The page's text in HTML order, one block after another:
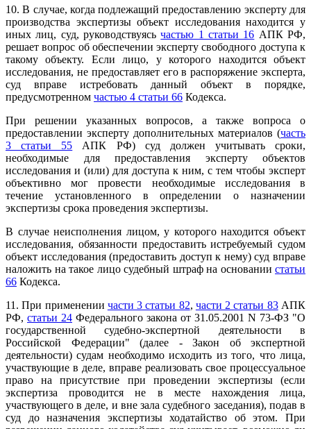
10. В случае, когда подлежащий предоставлению эксперту для
производства экспертизы объект исследования находится у
иных лиц, суд, руководствуясьчастью 1 статьи 16 АПК РФ,
решает вопрос об обеспечении эксперту свободного доступа к
такому объекту. Если лицо, у которого находится объект
исследования, не предоставляет его в распоряжение эксперта,
суд вправе истребовать данный объект в порядке,
предусмотренном частью 4 статьи 66 Кодекса.
При решении указанных вопросов, а также вопроса о
предоставлении эксперту дополнительных материалов (часть
3 статьи 55 АПК РФ) суд должен учитывать сроки,
необходимые для предоставления эксперту объектов
исследования и (или) для доступа к ним, с тем чтобы эксперт
объективно мог провести необходимые исследования в
течение установленного в определении о назначении
экспертизы срока проведения экспертизы.
В случае неисполнения лицом, у которого находится объект
исследования, обязанности предоставить истребуемый судом
объект исследования (предоставить доступ к нему) суд вправе
наложить на такое лицо судебный штраф на основании статьи
66 Кодекса.
11. При применении части 3 статьи 82, части 2 статьи 83АПК
РФ, статьи 24 Федерального закона от 31.05.2001 N 73-ФЗ "О
государственной судебно-экспертной деятельности в
Российской Федерации" (далее - Закон об экспертной
деятельности) судам необходимо исходить из того, что лица,
участвующие в деле, вправе реализовать свое процессуальное
право на присутствие при проведении экспертизы (если
экспертиза проводится не в месте нахождения лица,
участвующего в деле, и вне зала судебного заседания), подав в
суд до назначения экспертизы ходатайство об этом. При